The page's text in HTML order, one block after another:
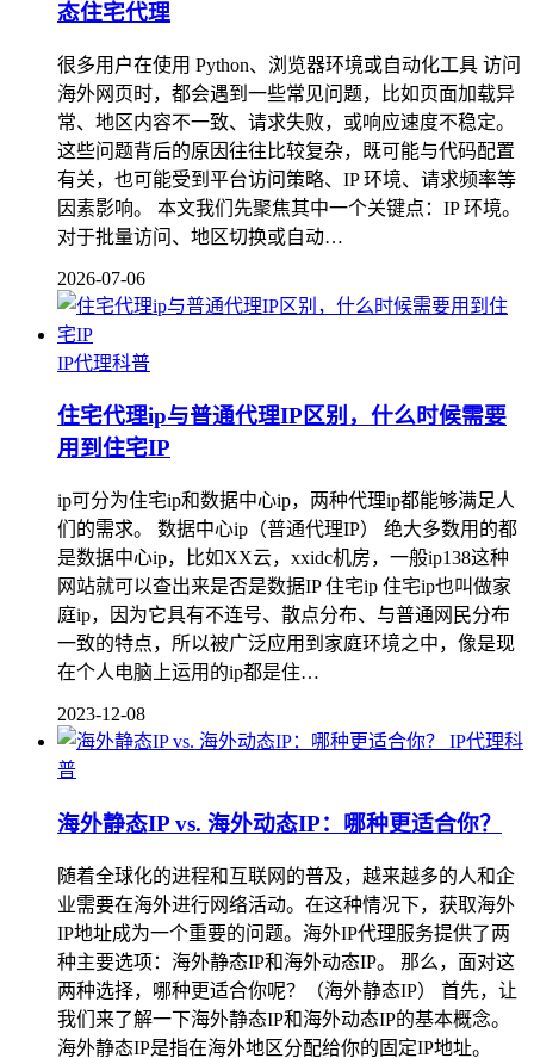
态住宅代理
很多用户在使用 Python、浏览器环境或自动化工具 访问
海外网页时，都会遇到一些常见问题，比如页面加载异
常、地区内容不一致、请求失败，或响应速度不稳定。
这些问题背后的原因往往比较复杂，既可能与代码配置
有关，也可能受到平台访问策略、IP 环境、请求频率等
因素影响。 本文我们先聚焦其中一个关键点：IP 环境。
对于批量访问、地区切换或自动…
2026-07-06
IP代理科普
住宅代理ip与普通代理IP区别，什么时候需要
用到住宅IP
ip可分为住宅ip和数据中心ip，两种代理ip都能够满足人
们的需求。 数据中心ip（普通代理IP） 绝大多数用的都
是数据中心ip，比如XX云，xxidc机房，一般ip138这种
网站就可以查出来是否是数据IP 住宅ip 住宅ip也叫做家
庭ip，因为它具有不连号、散点分布、与普通网民分布
一致的特点，所以被广泛应用到家庭环境之中，像是现
在个人电脑上运用的ip都是住…
2023-12-08
IP代理科
普
海外静态IP vs. 海外动态IP：哪种更适合你？
随着全球化的进程和互联网的普及，越来越多的人和企
业需要在海外进行网络活动。在这种情况下，获取海外
IP地址成为一个重要的问题。海外IP代理服务提供了两
种主要选项：海外静态IP和海外动态IP。 那么，面对这
两种选择，哪种更适合你呢？（海外静态IP） 首先，让
我们来了解一下海外静态IP和海外动态IP的基本概念。
海外静态IP是指在海外地区分配给你的固定IP地址。